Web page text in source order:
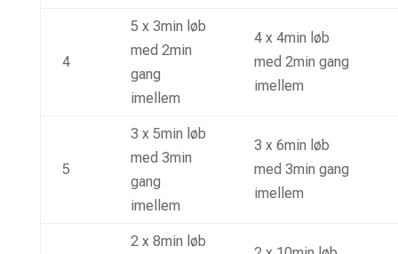
4
5 x 3min løb
med 2min
gang
imellem
4 x 4min løb
med 2min gang
imellem
5
3 x 5min løb
med 3min
gang
imellem
3 x 6min løb
med 3min gang
imellem
2 x 8min løb